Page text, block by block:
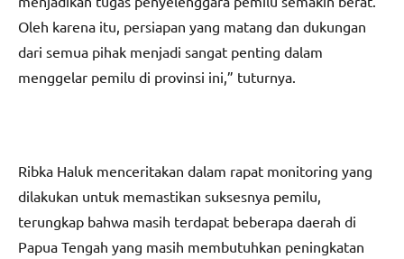
Oleh karena itu, persiapan yang matang dan dukungan
dari semua pihak menjadi sangat penting dalam
menggelar pemilu di provinsi ini,” tuturnya.
Ribka Haluk menceritakan dalam rapat monitoring yang
dilakukan untuk memastikan suksesnya pemilu,
terungkap bahwa masih terdapat beberapa daerah di
Papua Tengah yang masih membutuhkan peningkatan